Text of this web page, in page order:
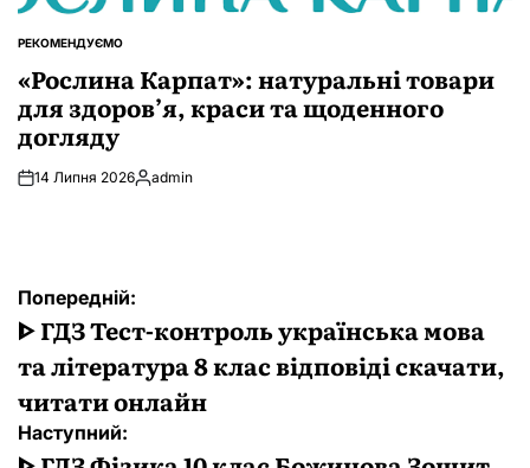
ОПУБЛІКУВАТИ
РЕКОМЕНДУЄМО
«Рослина Карпат»: натуральні товари
для здоров’я, краси та щоденного
догляду
14 Липня 2026Опубліковано
admin
Навігація
записів
Попередній:
ᐈ ГДЗ Тест-контроль українська мова
та література 8 клас відповіді скачати,
читати онлайн
Наступний: